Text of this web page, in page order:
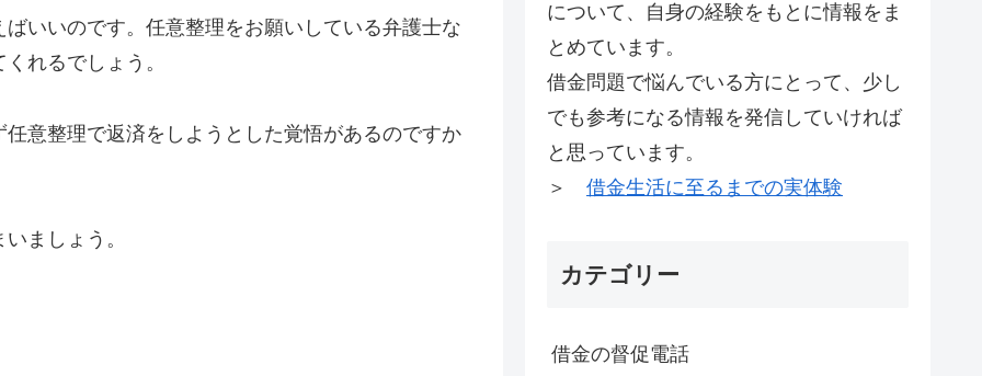
いいのです。任意整理をお願いしている弁護士な
れるでしょう。
意整理で返済をしようとした覚悟があるのですか
ましょう。
について、自身の経験をもとに情報をま
とめています。
借金問題で悩んでいる方にとって、少し
でも参考になる情報を発信していければ
と思っています。
＞ 借金生活に至るまでの実体験
カテゴリー
借金の督促電話